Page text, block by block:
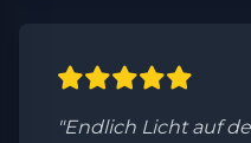
"Endlich Licht auf